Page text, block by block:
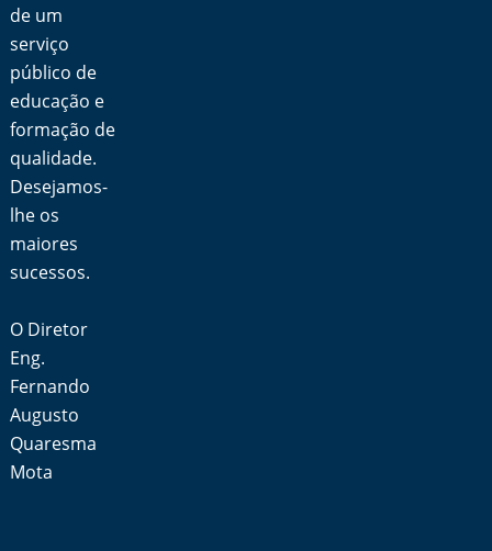
de um
serviço
público de
educação e
formação de
qualidade.
Desejamos-
lhe os
maiores
sucessos.
O Diretor
Eng.
Fernando
Augusto
Quaresma
Mota